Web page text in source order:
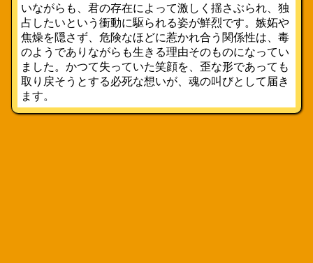
いながらも、君の存在によって激しく揺さぶられ、独
占したいという衝動に駆られる姿が鮮烈です。嫉妬や
焦燥を隠さず、危険なほどに惹かれ合う関係性は、毒
のようでありながらも生きる理由そのものになってい
ました。かつて失っていた笑顔を、歪な形であっても
取り戻そうとする必死な想いが、魂の叫びとして届き
ます。